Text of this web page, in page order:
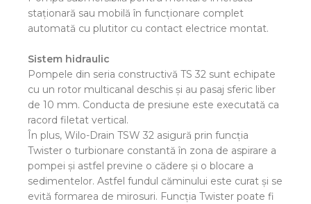
staţionară sau mobilă în funcţionare complet
automată cu plutitor cu contact electrice montat.
Sistem hidraulic
Pompele din seria constructivă TS 32 sunt echipate
cu un rotor multicanal deschis şi au pasaj sferic liber
de 10 mm. Conducta de presiune este executată ca
racord filetat vertical.
În plus, Wilo-Drain TSW 32 asigură prin funcţia
Twister o turbionare constantă în zona de aspirare a
pompei şi astfel previne o cădere şi o blocare a
sedimentelor. Astfel fundul căminului este curat şi se
evită formarea de mirosuri. Funcţia Twister poate fi